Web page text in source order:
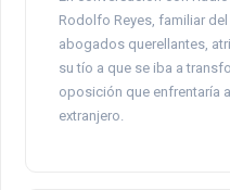
Rodolfo Reyes, familiar
abogados querellantes,
su tío a que se iba a
oposición que enfrentaría
extranjero.